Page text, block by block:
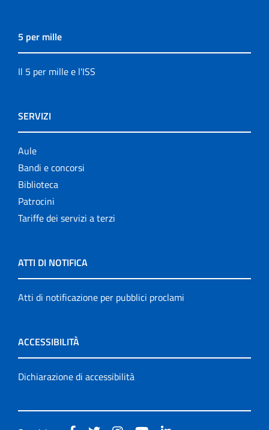
5 per mille
Il 5 per mille e l'ISS
SERVIZI
Aule
Bandi e concorsi
Biblioteca
Patrocini
Tariffe dei servizi a terzi
ATTI DI NOTIFICA
Atti di notificazione per pubblici proclami
ACCESSIBILITÀ
Dichiarazione di accessibilità